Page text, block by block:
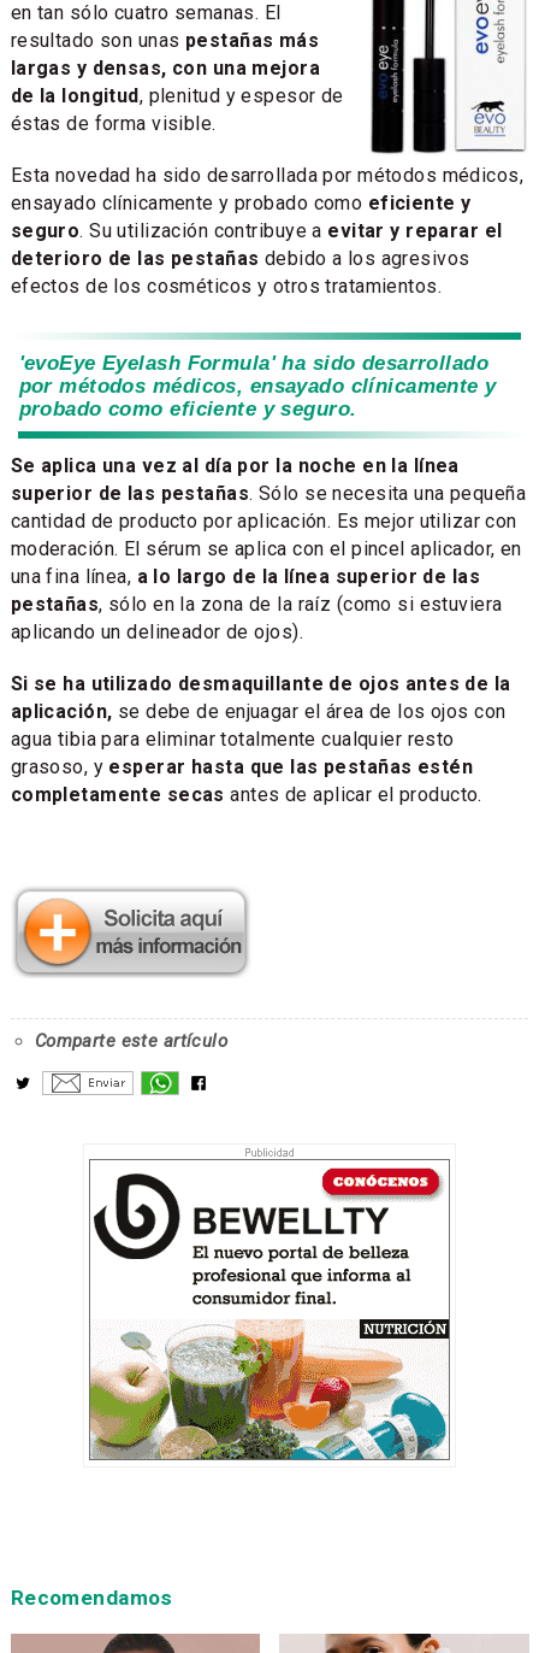
en tan sólo cuatro semanas. El
resultado son unas pestañas más
largas y densas, con una mejora
de la longitud, plenitud y espesor de
éstas de forma visible.
Esta novedad ha sido desarrollada por métodos médicos,
ensayado clínicamente y probado como eficiente y
seguro. Su utilización contribuye a evitar y reparar el
deterioro de las pestañas debido a los agresivos
efectos de los cosméticos y otros tratamientos.
'evoEye Eyelash Formula' ha sido desarrollado
por métodos médicos, ensayado clínicamente y
probado como eficiente y seguro.
Se aplica una vez al día por la noche en la línea
superior de las pestañas. Sólo se necesita una pequeña
cantidad de producto por aplicación. Es mejor utilizar con
moderación. El sérum se aplica con el pincel aplicador, en
una fina línea, a lo largo de la línea superior de las
pestañas, sólo en la zona de la raíz (como si estuviera
aplicando un delineador de ojos).
Si se ha utilizado desmaquillante de ojos antes de la
aplicación, se debe de enjuagar el área de los ojos con
agua tibia para eliminar totalmente cualquier resto
grasoso, y esperar hasta que las pestañas estén
completamente secas antes de aplicar el producto.
Comparte este artículo
Recomendamos